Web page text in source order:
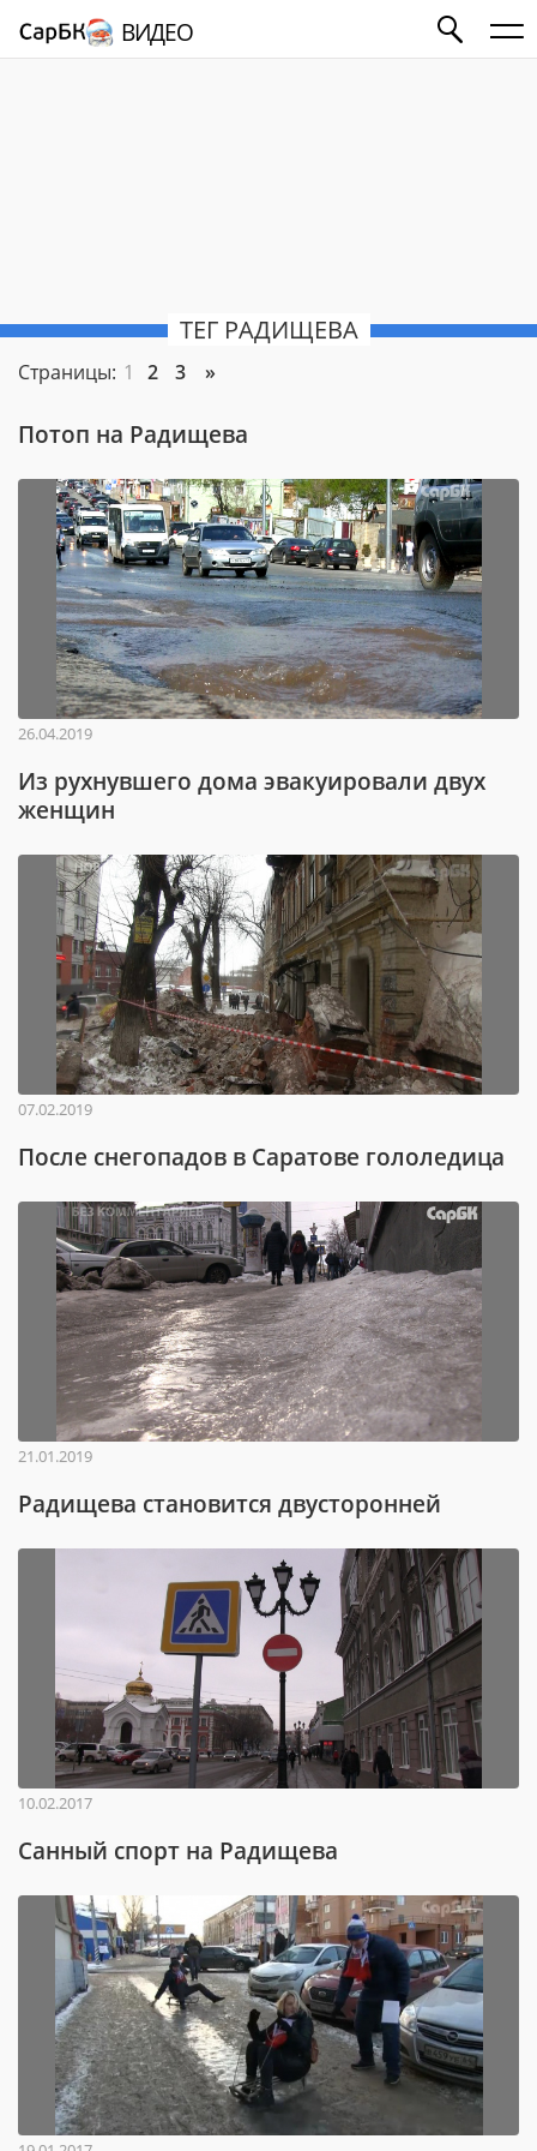
ВИДЕО
ТЕГ РАДИЩЕВА
Страницы: 1 2 3 »
Потоп на Радищева
26.04.2019
Из рухнувшего дома эвакуировали двух
женщин
07.02.2019
После снегопадов в Саратове гололедица
21.01.2019
Радищева становится двусторонней
10.02.2017
Санный спорт на Радищева